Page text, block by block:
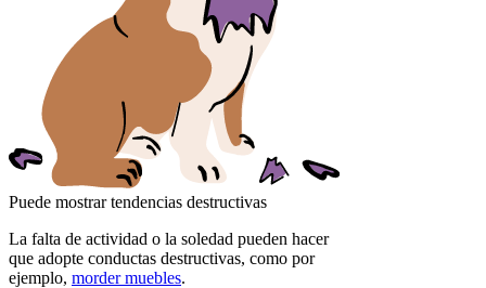
Puede mostrar tendencias destructivas
La falta de actividad o la soledad pueden hacer
que adopte conductas destructivas, como por
ejemplo, morder muebles.